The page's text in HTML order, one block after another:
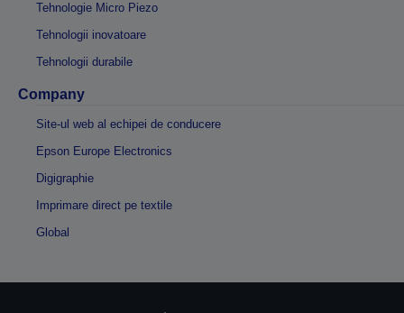
Tehnologie Micro Piezo
Tehnologii inovatoare
Tehnologii durabile
Company
Site-ul web al echipei de conducere
Epson Europe Electronics
Digigraphie
Imprimare direct pe textile
Global